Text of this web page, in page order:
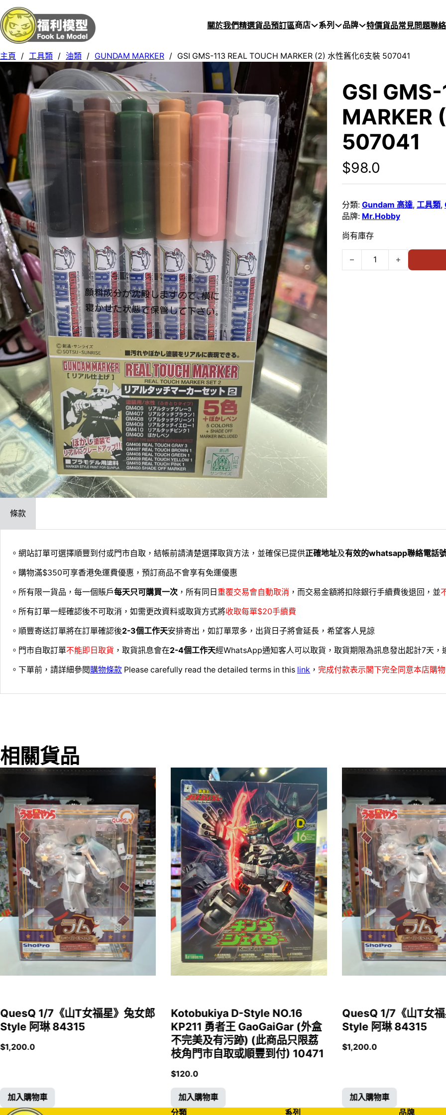
關於我們精選貨品預訂區商店 系列 品牌 特價貨品常見問題聯
主頁 / 工具類 / 油類 / GUNDAM MARKER / GSI GMS-113 REAL TOUCH MARKER (2) 水性舊化6支裝 507041
GSI
MARKER
507041
$98.0
分類: Gundam 高達, 工具類,
品牌: Mr.Hobby
尚有庫存
GSI GMS-113 REAL
條款
。網站訂單可選擇順豐到付或門市自取，結帳前請清楚選擇取貨方法，並確保已提供正確地址及有效的whatsapp聯絡電話
。購物滿$350可享香港免運費優惠，預訂商品不會享有免運優惠
。所有限一貨品，每一個賬戶每天只可購買一次 ，所有同日 重覆交易會自動取消 ，而交易金額將扣除銀行手續費後退回，並
。所有訂單一經確認後不可取消，如需更改資料或取貨方式將收取每單$20手續費
。順豐寄送訂單將在訂單確認後2-3個工作天安排寄出，如訂單眾多，出貨日子將會延長，希望客人見諒
。門市自取訂單不能即日取貨 ，取貨訊息會在2-4個工作天經WhatsApp通知客人可以取貨，取貨期限為訊息發出起計7天，
。下單前，請詳細參閱購物條款 Please carefully read the detailed terms in this link ， 完成付款表示閣下完全同意本店購
相關貨品
QuesQ 1/7《山T女福星》兔女郎
Style 阿琳 84315
$1,200.0
加入購物車
Kotobukiya D-Style NO.16
KP211 勇者王 GaoGaiGar (外盒
不完美及有污跡) (此商品只限荔
枝角門市自取或順豐到付) 10471
$120.0
加入購物車
QuesQ 1/7《山T女
Style 阿琳 84315
$1,200.0
加入購物車
分類
系列 品牌